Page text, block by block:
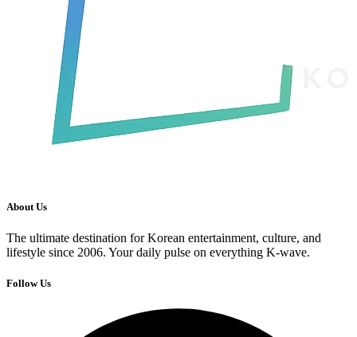
About Us
The ultimate destination for Korean entertainment, culture, and
lifestyle since 2006. Your daily pulse on everything K-wave.
Follow Us